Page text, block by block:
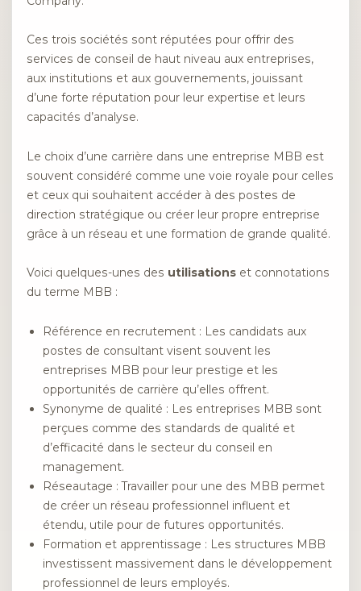
Ces trois sociétés sont réputées pour offrir des
services de conseil de haut niveau aux entreprises,
aux institutions et aux gouvernements, jouissant
d’une forte réputation pour leur expertise et leurs
capacités d’analyse.
Le choix d’une carrière dans une entreprise MBB est
souvent considéré comme une voie royale pour celles
et ceux qui souhaitent accéder à des postes de
direction stratégique ou créer leur propre entreprise
grâce à un réseau et une formation de grande qualité.
Voici quelques-unes des utilisations et connotations
du terme MBB :
Référence en recrutement : Les candidats aux
postes de consultant visent souvent les
entreprises MBB pour leur prestige et les
opportunités de carrière qu’elles offrent.
Synonyme de qualité : Les entreprises MBB sont
perçues comme des standards de qualité et
d’efficacité dans le secteur du conseil en
management.
Réseautage : Travailler pour une des MBB permet
de créer un réseau professionnel influent et
étendu, utile pour de futures opportunités.
Formation et apprentissage : Les structures MBB
investissent massivement dans le développement
professionnel de leurs employés.